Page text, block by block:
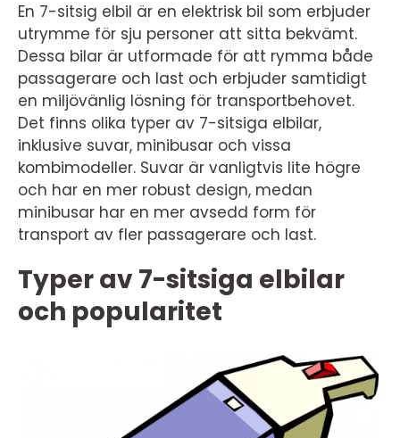
En 7-sitsig elbil är en elektrisk bil som erbjuder
utrymme för sju personer att sitta bekvämt.
Dessa bilar är utformade för att rymma både
passagerare och last och erbjuder samtidigt
en miljövänlig lösning för transportbehovet.
Det finns olika typer av 7-sitsiga elbilar,
inklusive suvar, minibusar och vissa
kombimodeller. Suvar är vanligtvis lite högre
och har en mer robust design, medan
minibusar har en mer avsedd form för
transport av fler passagerare och last.
Typer av 7-sitsiga elbilar
och popularitet